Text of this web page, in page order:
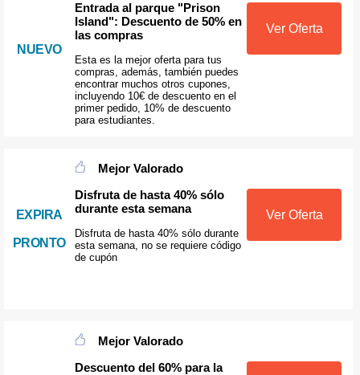
NUEVO
Entrada al parque "Prison
Island": Descuento de 50% en
las compras
Esta es la mejor oferta para tus
compras, además, también puedes
encontrar muchos otros cupones,
incluyendo 10€ de descuento en el
primer pedido, 10% de descuento
para estudiantes.
Ver Oferta
EXPIRA
PRONTO
Mejor Valorado
Disfruta de hasta 40% sólo
durante esta semana
Disfruta de hasta 40% sólo durante
esta semana, no se requiere código
de cupón
Ver Oferta
Mejor Valorado
Descuento del 60% para la